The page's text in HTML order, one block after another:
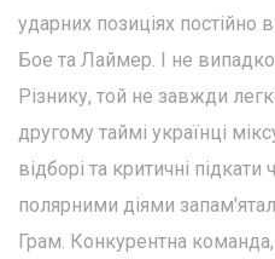
ударних позиціях постійно
Бое та Лаймер. І не
Різнику, той не завжди
другому таймі українці
відборі та критичні
полярними діями
Грам. Конкурентна